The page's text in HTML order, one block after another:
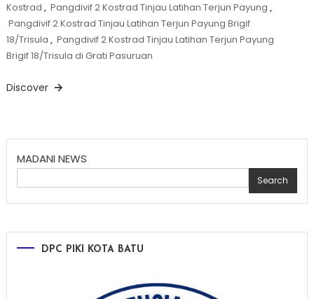
Kostrad , Pangdivif 2 Kostrad Tinjau Latihan Terjun Payung ,
Pangdivif 2 Kostrad Tinjau Latihan Terjun Payung Brigif
18/Trisula , Pangdivif 2 Kostrad Tinjau Latihan Terjun Payung
Brigif 18/Trisula di Grati Pasuruan
Discover
MADANI NEWS
Search
DPC PIKI KOTA BATU